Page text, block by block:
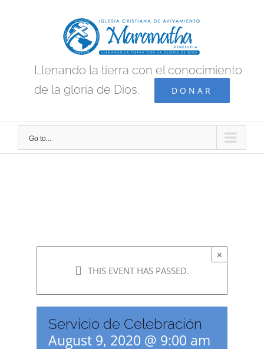
Llenando la tierra con el conocimiento
de la gloria de Dios.
DONAR
Go to...
×
THIS EVENT HAS PASSED.
Servicio de Celebración
August 9, 2020 @ 9:00 am